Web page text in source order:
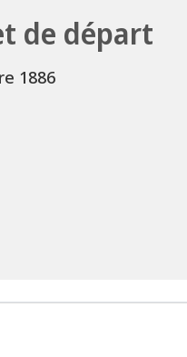
de départ
1886